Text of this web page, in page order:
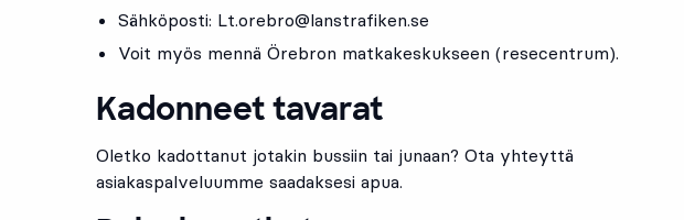
Sähköposti: Lt.orebro@lanstrafiken.se
Voit myös mennä Örebron matkakeskukseen (resecentrum).
Kadonneet tavarat
Oletko kadottanut jotakin bussiin tai junaan? Ota yhteyttä
asiakaspalveluumme saadaksesi apua.